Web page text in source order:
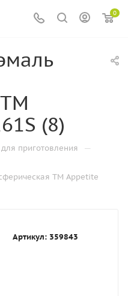
0
(8)
приготовления —
ТМ Appetite
Артикул: 359843